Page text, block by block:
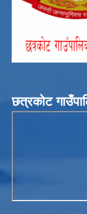
छत्रकोट